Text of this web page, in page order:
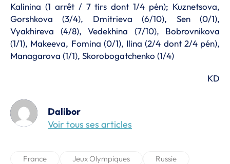
Kalinina (1 arrêt / 7 tirs dont 1/4 pén); Kuznetsova,
Gorshkova (3/4), Dmitrieva (6/10), Sen (0/1),
Vyakhireva (4/8), Vedekhina (7/10), Bobrovnikova
(1/1), Makeeva, Fomina (0/1), Ilina (2/4 dont 2/4 pén),
Managarova (1/1), Skorobogatchenko (1/4)
KD
Dalibor
Voir tous ses articles
France Jeux Olympiques Russie